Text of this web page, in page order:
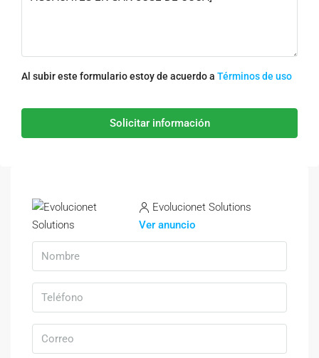
Al subir este formulario estoy de acuerdo a Términos de uso
Solicitar información
Evolucionet Solutions
Ver anuncio